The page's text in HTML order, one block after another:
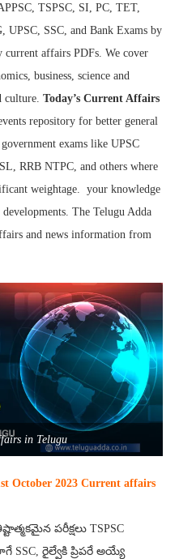
TSPSC, SI, PC, TET,
SSC, and Bank Exams by
affairs PDFs. We cover
business, science and
culture. Today’s Current Affairs
repository for better general
exams like UPSC
RRB NTPC, and others where
weightage. your knowledge
The Telugu Adda
and news information from
in Telugu
October 2023 Current affairs
పరీక్షలు TSPSC
SSC, రైల్వేకి ప్రిపరే అయ్యే